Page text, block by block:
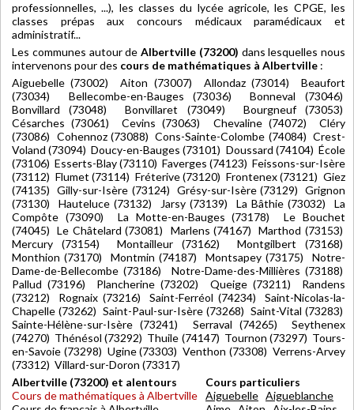
professionnelles, ...), les classes du lycée agricole, les CPGE, les
classes prépas aux concours médicaux paramédicaux et
administratif...
Les communes autour de Albertville (73200) dans lesquelles nous
intervenons pour des cours de mathématiques à Albertville :
Aiguebelle (73002) Aiton (73007) Allondaz (73014) Beaufort
(73034) Bellecombe-en-Bauges (73036) Bonneval (73046)
Bonvillard (73048) Bonvillaret (73049) Bourgneuf (73053)
Césarches (73061) Cevins (73063) Chevaline (74072) Cléry
(73086) Cohennoz (73088) Cons-Sainte-Colombe (74084) Crest-
Voland (73094) Doucy-en-Bauges (73101) Doussard (74104) École
(73106) Esserts-Blay (73110) Faverges (74123) Feissons-sur-Isère
(73112) Flumet (73114) Fréterive (73120) Frontenex (73121) Giez
(74135) Gilly-sur-Isère (73124) Grésy-sur-Isère (73129) Grignon
(73130) Hauteluce (73132) Jarsy (73139) La Bâthie (73032) La
Compôte (73090) La Motte-en-Bauges (73178) Le Bouchet
(74045) Le Châtelard (73081) Marlens (74167) Marthod (73153)
Mercury (73154) Montailleur (73162) Montgilbert (73168)
Monthion (73170) Montmin (74187) Montsapey (73175) Notre-
Dame-de-Bellecombe (73186) Notre-Dame-des-Millières (73188)
Pallud (73196) Plancherine (73202) Queige (73211) Randens
(73212) Rognaix (73216) Saint-Ferréol (74234) Saint-Nicolas-la-
Chapelle (73262) Saint-Paul-sur-Isère (73268) Saint-Vital (73283)
Sainte-Hélène-sur-Isère (73241) Serraval (74265) Seythenex
(74270) Thénésol (73292) Thuile (74147) Tournon (73297) Tours-
en-Savoie (73298) Ugine (73303) Venthon (73308) Verrens-Arvey
(73312) Villard-sur-Doron (73317)
Albertville (73200) et alentours
Cours de mathématiques à Albertville
Cours particuliers
Aiguebelle Aigueblanche